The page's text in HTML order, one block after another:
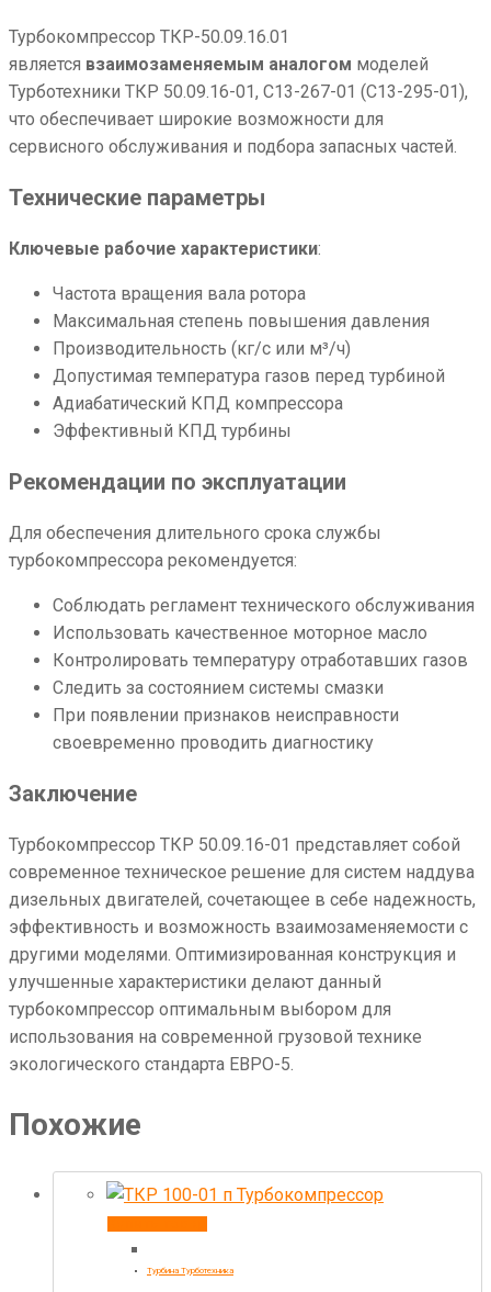
Турбокомпрессор ТКР-50.09.16.01
является взаимозаменяемым аналогом моделей
Турботехники ТКР 50.09.16-01, С13-267-01 (С13-295-01),
что обеспечивает широкие возможности для
сервисного обслуживания и подбора запасных частей.
Технические параметры
Ключевые рабочие характеристики:
Частота вращения вала ротора
Максимальная степень повышения давления
Производительность (кг/с или м³/ч)
Допустимая температура газов перед турбиной
Адиабатический КПД компрессора
Эффективный КПД турбины
Рекомендации по эксплуатации
Для обеспечения длительного срока службы
турбокомпрессора рекомендуется:
Соблюдать регламент технического обслуживания
Использовать качественное моторное масло
Контролировать температуру отработавших газов
Следить за состоянием системы смазки
При появлении признаков неисправности
своевременно проводить диагностику
Заключение
Турбокомпрессор ТКР 50.09.16-01 представляет собой
современное техническое решение для систем наддува
дизельных двигателей, сочетающее в себе надежность,
эффективность и возможность взаимозаменяемости с
другими моделями. Оптимизированная конструкция и
улучшенные характеристики делают данный
турбокомпрессор оптимальным выбором для
использования на современной грузовой технике
экологического стандарта ЕВРО-5.
Похожие
Турбина Турботехника